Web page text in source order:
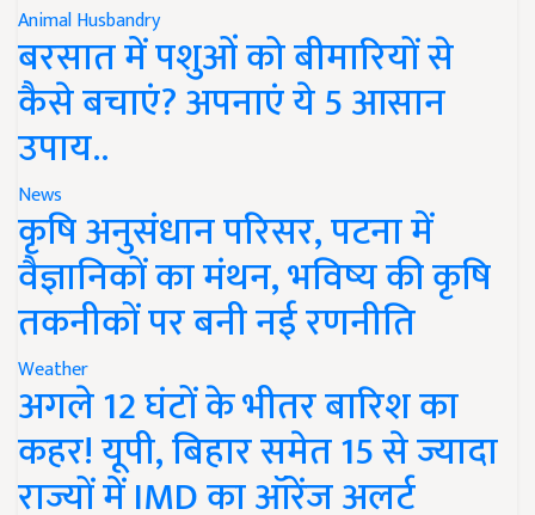
Animal Husbandry
बरसात में पशुओं को बीमारियों से
कैसे बचाएं? अपनाएं ये 5 आसान
उपाय..
News
कृषि अनुसंधान परिसर, पटना में
वैज्ञानिकों का मंथन, भविष्य की कृषि
तकनीकों पर बनी नई रणनीति
Weather
अगले 12 घंटों के भीतर बारिश का
कहर! यूपी, बिहार समेत 15 से ज्यादा
राज्यों में IMD का ऑरेंज अलर्ट